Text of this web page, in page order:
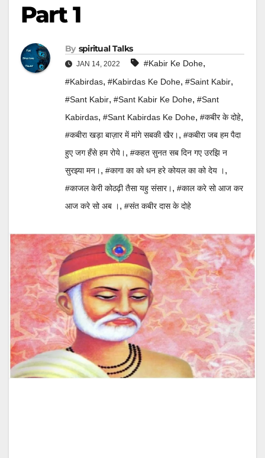
Part 1
By Spiritual Talks
JAN 14, 2022 #kabir Ke Dohe,
#kabirdas, #kabirdas Ke Dohe, #saint Kabir,
#sant Kabir, #sant Kabir Ke Dohe, #sant
Kabirdas, #sant Kabirdas Ke Dohe, #कबीर के दोहे,
#कबीरा खड़ा बाज़ार में मांगे सबकी खैर।, #कबीरा जब हम पैदा
हुए जग हँसे हम रोये।, #कहत सुनत सब दिन गए उरझि न
सुरझ्या मन।, #कागा का को धन हरे कोयल का को देय ।,
#काजल केरी कोठढ़ी तैसा यहु संसार।, #काल करे सो आज कर
आज करे सो अब ।, #संत कबीर दास के दोहे